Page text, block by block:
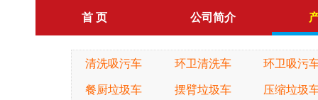
首 页 公司简介
清洗吸污车 环卫清洗车 环卫吸污
餐厨垃圾车 摆臂垃圾车 压缩垃圾